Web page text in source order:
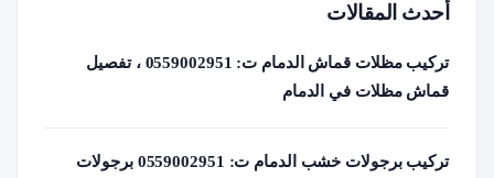
أحدث المقالات
تركيب مظلات قماش الدمام ت: 0559002951 ، تفصيل
قماش مظلات في الدمام
تركيب برجولات خشب الدمام ت: 0559002951 برجولات